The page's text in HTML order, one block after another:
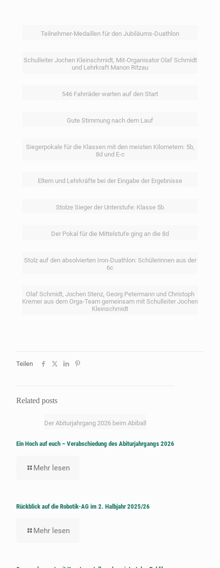
Teilnehmer-Medaillen für den Jubiläums-Duathlon
Schulleiter Jochen Kleinschmidt, Mit-Organisator Olaf Schmidt
und Lehrkraft Manon Ritzau
546 Fahrräder warten auf den Start
Gute Stimmung nach dem Lauf
Siegerpokale für die Klassen mit den meisten Kilometern: 5b,
8d und E-c
Eltern und Lehrkräfte bei der Eingabe der Ergebnisse
Stolze Sieger der Unterstufe: Klasse 5b
Der Pokal für die Mittelstufe ging an die 8d
Stolz auf den absolvierten Iron-Duathlon: Schülerinnen aus der
6c
Olaf Schmidt, Jochen Stenz, Georg Petermann und Christoph
Kremer aus dem Orga-Team gemeinsam mit Schulleiter Jochen
Kleinschmidt
Teilen
Related posts
Der Abiturjahrgang 2026 beim Abiball
Ein Hoch auf euch – Verabschiedung des Abiturjahrgangs 2026
Mehr lesen
Rückblick auf die Robotik-AG im 2. Halbjahr 2025/26
Mehr lesen